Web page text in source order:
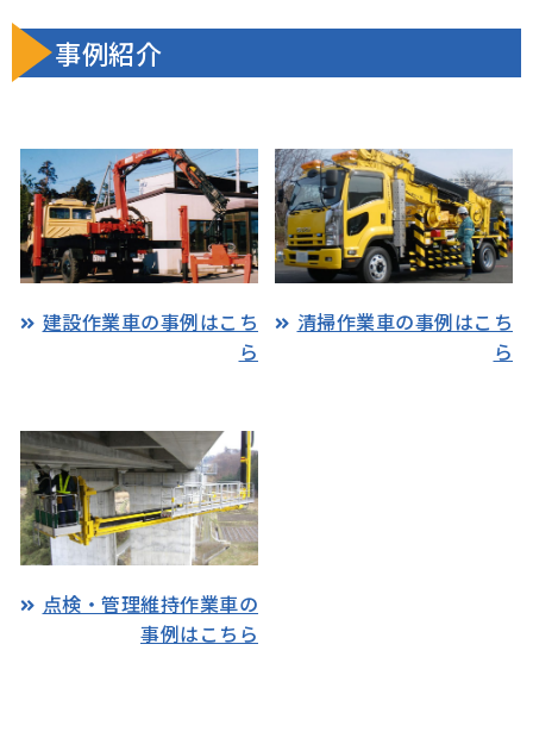
事例紹介
建設作業車の事例はこち
ら
清掃作業車の事例はこち
ら
点検・管理維持作業車の
事例はこちら